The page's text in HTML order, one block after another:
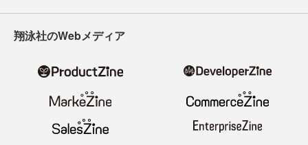
翔泳社のWebメディア